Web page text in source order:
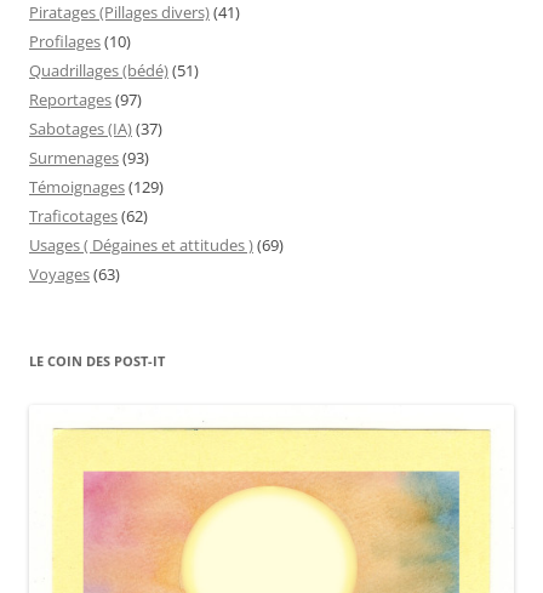
Piratages (Pillages divers)(41)
Profilages(10)
Quadrillages (bédé)(51)
Reportages(97)
Sabotages (IA)(37)
Surmenages(93)
Témoignages(129)
Traficotages(62)
Usages ( Dégaines et attitudes )(69)
Voyages(63)
LE COIN DES POST-IT